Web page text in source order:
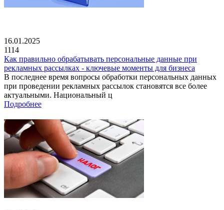
16.01.2025
1114
Как правильно обрабатывать персональные данные при
рекламных рассылках - ключевые моменты для бизнеса
В последнее время вопросы обработки персональных данных
при проведении рекламных рассылок становятся все более
актуальными. Национальный ц
Подробнее